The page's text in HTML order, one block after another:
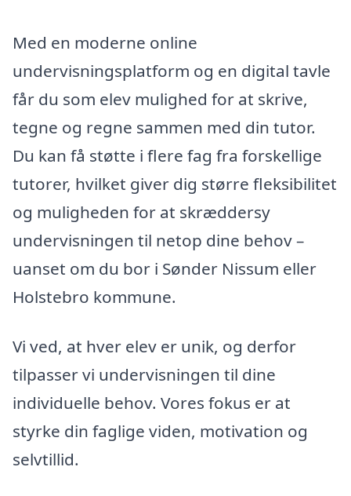
Med en moderne online
undervisningsplatform og en digital tavle
får du som elev mulighed for at skrive,
tegne og regne sammen med din tutor.
Du kan få støtte i flere fag fra forskellige
tutorer, hvilket giver dig større fleksibilitet
og muligheden for at skræddersy
undervisningen til netop dine behov –
uanset om du bor i Sønder Nissum eller
Holstebro kommune.
Vi ved, at hver elev er unik, og derfor
tilpasser vi undervisningen til dine
individuelle behov. Vores fokus er at
styrke din faglige viden, motivation og
selvtillid.